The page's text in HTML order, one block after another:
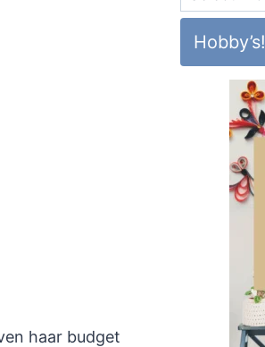
haar budget
Hobby’s!